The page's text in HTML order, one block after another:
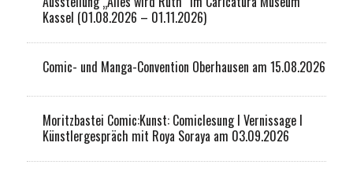
Kassel (01.08.2026 – 01.11.2026)
Comic- und Manga-Convention Oberhausen am 15.08.2026
Moritzbastei Comic:Kunst: Comiclesung I Vernissage I
Künstlergespräch mit Roya Soraya am 03.09.2026